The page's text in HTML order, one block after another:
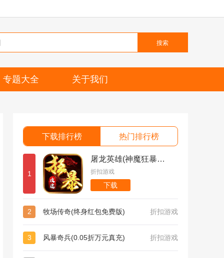
搜索
专题大全 关于我们
下载排行榜 热门排行榜
1
屠龙英雄(神魔狂暴攻速单职)
折扣游戏
下载
2 牧场传奇(终身红包免费版) 折扣游戏
3 风暴奇兵(0.05折万元真充) 折扣游戏